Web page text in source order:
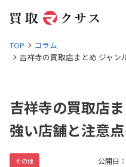
TOP
コラム
吉祥寺の買取店まとめ ジャン
吉祥寺の買取店
強い店舗と注意点
その他 公開日